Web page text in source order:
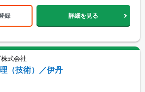
録 詳細を見る
式会社
（技術）／伊丹